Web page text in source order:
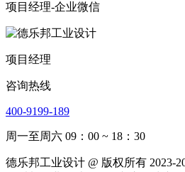
项目经理-企业微信
项目经理
咨询热线
400-9199-189
周一至周六 09：00 ~ 18：30
德乐邦工业设计 @ 版权所有 2023-